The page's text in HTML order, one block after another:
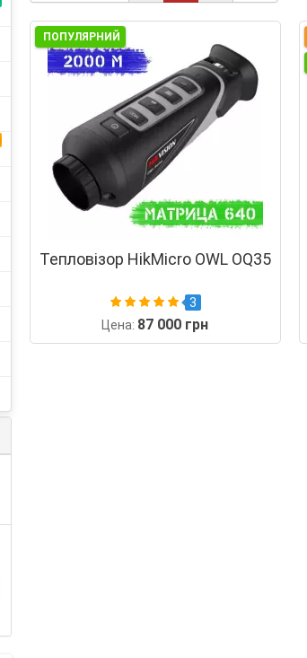
ПОПУЛЯРНИЙ
Тепловізор HikMicro OWL OQ35
3
Цена: 87 000 грн